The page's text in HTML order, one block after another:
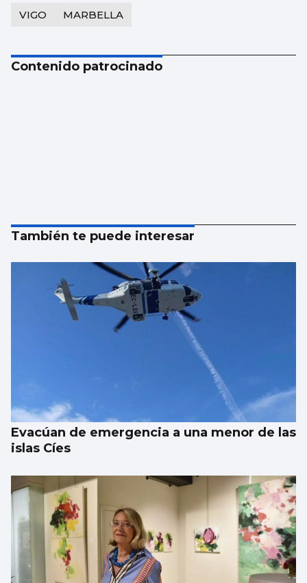
VIGO MARBELLA
Contenido patrocinado
También te puede interesar
Evacúan de emergencia a una menor de las
islas Cíes